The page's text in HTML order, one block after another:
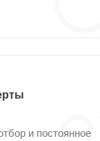
и постоянное